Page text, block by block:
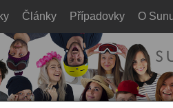
Články Případovky O